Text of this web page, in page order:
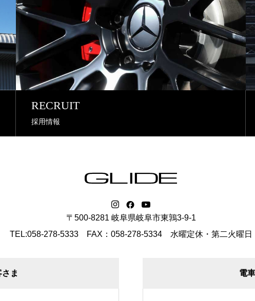
RECRUIT
採用情報
〒500-8281 岐阜県岐阜市東鶉3-9-1
TEL:058-278-5333 FAX：058-278-5334 水曜定休・第二火曜日
ま 電